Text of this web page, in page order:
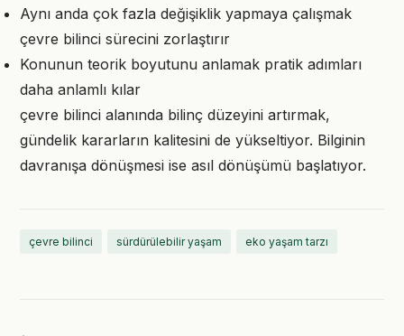
Aynı anda çok fazla değişiklik yapmaya çalışmak
çevre bilinci sürecini zorlaştırır
Konunun teorik boyutunu anlamak pratik adımları
daha anlamlı kılar
çevre bilinci alanında bilinç düzeyini artırmak,
gündelik kararların kalitesini de yükseltiyor. Bilginin
davranışa dönüşmesi ise asıl dönüşümü başlatıyor.
çevre bilinci sürdürülebilir yaşam eko yaşam tarzı